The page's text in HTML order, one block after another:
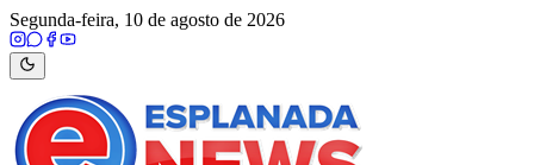
Segunda-feira, 10 de agosto de 2026